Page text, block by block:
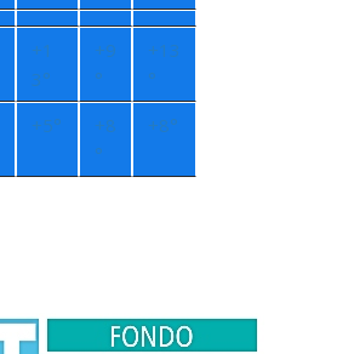
+1
3°
+9
°
+13
°
+5° +8
°
+8°